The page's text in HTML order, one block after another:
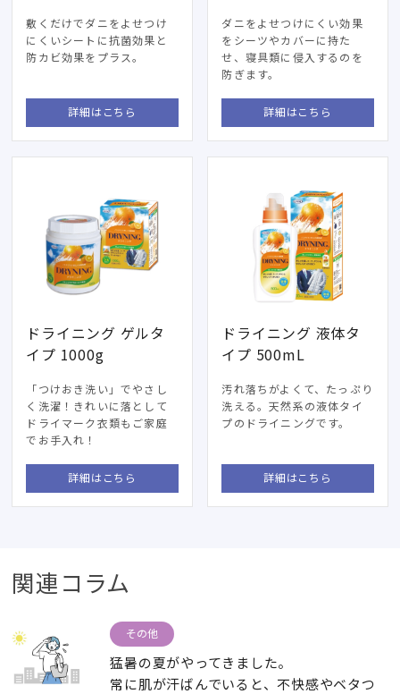
敷くだけでダニをよせつけ
にくいシートに抗菌効果と
防カビ効果をプラス。
詳細はこちら
ダニをよせつけにくい効果
をシーツやカバーに持た
せ、寝具類に侵入するのを
防ぎます。
詳細はこちら
ドライニング ゲルタ
イプ 1000g
「つけおき洗い」でやさし
く洗濯！きれいに落として
ドライマーク衣類もご家庭
でお手入れ！
詳細はこちら
ドライニング 液体タ
イプ 500mL
汚れ落ちがよくて、たっぷり
洗える。天然系の液体タイ
プのドライニングです。
詳細はこちら
関連コラム
その他
猛暑の夏がやってきました。
常に肌が汗ばんでいると、不快感やベタつ